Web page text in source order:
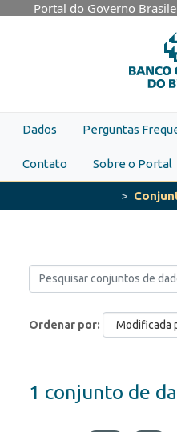
Skip to main content
Portal do Governo
Dados Perguntas
Contato Sobre o Portal
Ordenar por
1 conjunto de